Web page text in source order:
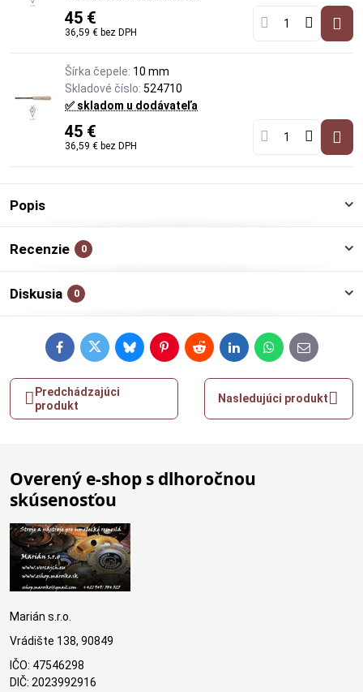
45 €
36,59 € bez DPH
Šírka čepele: 10 mm
Skladové číslo: 524710
✅ skladom u dodávateľa
45 €
36,59 € bez DPH
Popis
Recenzie 0
Diskusia 0
FacebookTwitterBlueskyPinterestRedditLinkedInWhatsApp
E-
mail
Predchádzajúci
produkt
Nasledujúci produkt
Overený e-shop s dlhoročnou
skúsenosťou
Marián s.r.o.
Vrádište 138, 90849
IČO: 47546298
DIČ: 2023992916